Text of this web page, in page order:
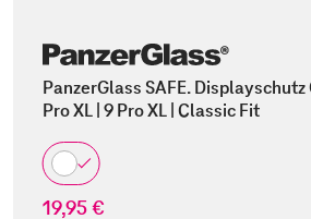
PanzerGlass SAFE.
Pro XL | 9 Pro XL | Classic Fit
19,95 €